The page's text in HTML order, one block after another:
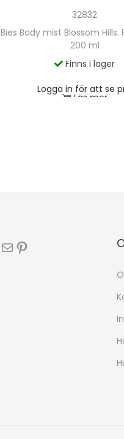
32832
Bies Body mist Blossom Hills.
200 ml
Finns i lager
Logga in för att se
Läs mer